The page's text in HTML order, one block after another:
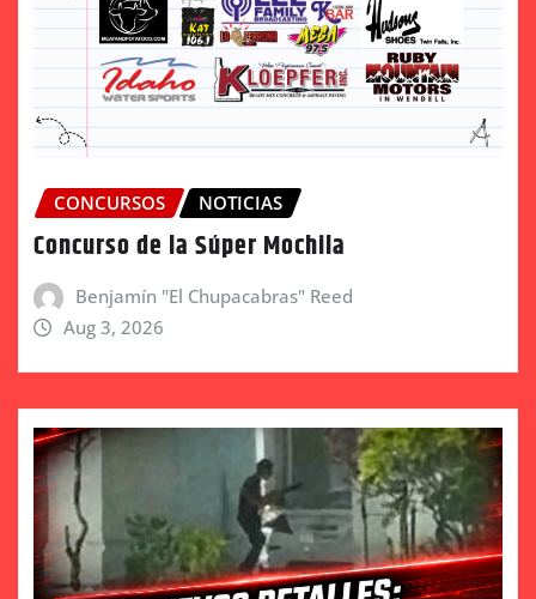
CONCURSOS NOTICIAS
Concurso de la Súper Mochila
Benjamín "El Chupacabras" Reed
Aug 3, 2026